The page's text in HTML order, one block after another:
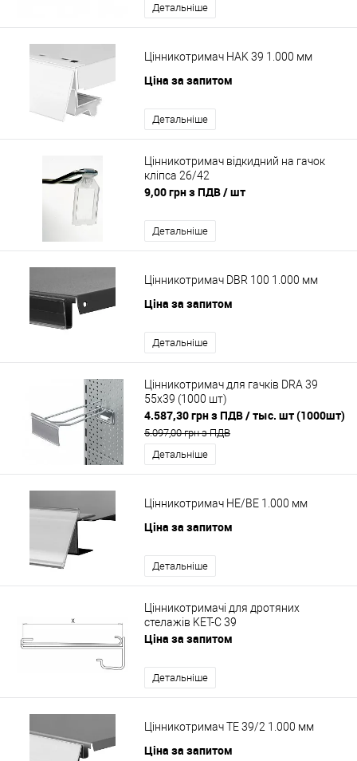
Детальніше
Цінникотримач HAK 39 1.000 мм
Ціна за запитом
Детальніше
Цінникотримач відкидний на гачок
кліпса 26/42
9,00 грн з ПДВ/ шт
Детальніше
Цінникотримач DBR 100 1.000 мм
Ціна за запитом
Детальніше
Цінникотримач для гачків DRA 39
55х39 (1000 шт)
4.587,30 грн з ПДВ/ тыс. шт (1000шт)
5.097,00 грн з ПДВ
Детальніше
Цінникотримач HE/BE 1.000 мм
Ціна за запитом
Детальніше
Цінникотримачі для дротяних
стелажів KET-C 39
Ціна за запитом
Детальніше
Цінникотримач TE 39/2 1.000 мм
Ціна за запитом